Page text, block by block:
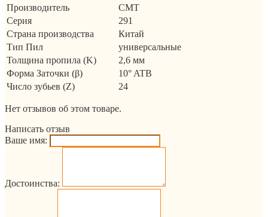
Производитель
CMT
Серия
291
Страна производства
Китай
Тип Пил
универсальные
Толщина пропила (K)
2,6 мм
Форма Заточки (β)
10° ATB
Число зубьев (Z)
24
Нет отзывов об этом товаре.
Написать отзыв
Ваше имя:
Достоинства: